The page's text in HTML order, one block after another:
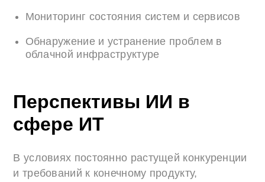
Мониторинг состояния систем и сервисов
Обнаружение и устранение проблем в
облачной инфраструктуре
Перспективы ИИ в
сфере ИТ
В условиях постоянно растущей конкуренции
и требований к конечному продукту,